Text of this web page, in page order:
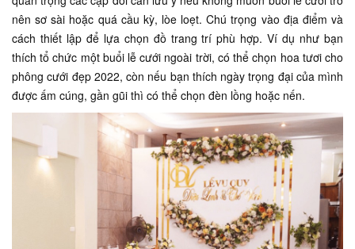
nên sơ sài hoặc quá cầu kỳ, lòe loẹt. Chú trọng vào địa điểm và
cách thiết lập để lựa chọn đồ trang trí phù hợp. Ví dụ như bạn
thích tổ chức một buổi lễ cưới ngoài trời, có thể chọn hoa tươi cho
phông cưới đẹp 2022, còn nếu bạn thích ngày trọng đại của mình
được ấm cúng, gần gũi thì có thể chọn đèn lồng hoặc nến.